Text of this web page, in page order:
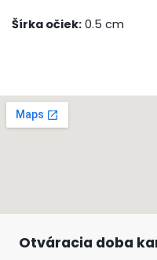
Šírka očiek: 0.5 cm
Otváracia doba